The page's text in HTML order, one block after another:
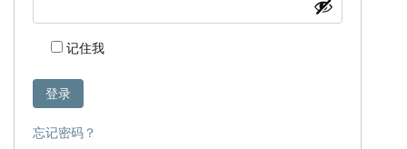
记住我
登录
忘记密码？